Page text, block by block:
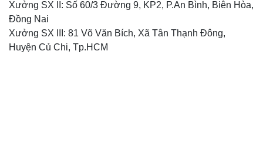
Xưởng SX II: Số 60/3 Đường 9, KP2, P.An Bình, Biên Hòa,
Đồng Nai
Xưởng SX III: 81 Võ Văn Bích, Xã Tân Thạnh Đông,
Huyện Củ Chi, Tp.HCM